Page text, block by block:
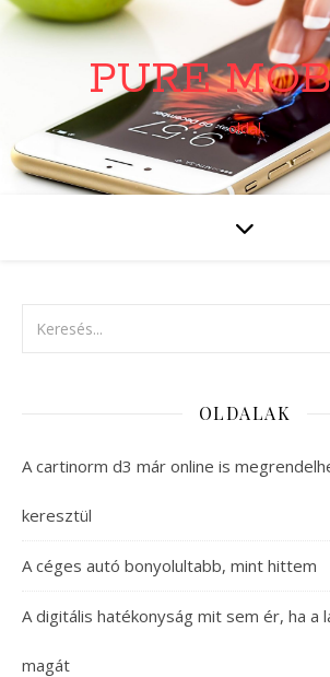
PURE
oldal
OLDALAK
A cartinorm d3 már online is
keresztül
A céges autó bonyolultabb, mint hittem
A digitális hatékonyság mit sem ér, ha a
magát